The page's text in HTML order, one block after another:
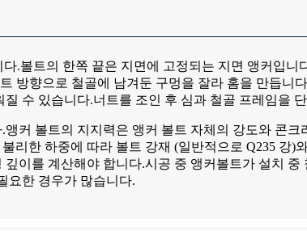
.볼트의 한쪽 끝은 지면에 고정되는 지면 앵커입니
방향으로 철골에 남겨둔 구멍을 잘라 홈을 만듭니
수 있습니다.너트를 조인 후 심과 철골 프레임을
커 볼트의 지지력은 앵커 볼트 자체의 강도와 콘
리한 하중에 따라 볼트 강재 (일반적으로 Q235 강)
이를 계산해야 합니다.시공 중 앵커볼트가 설치
요한 경우가 많습니다.